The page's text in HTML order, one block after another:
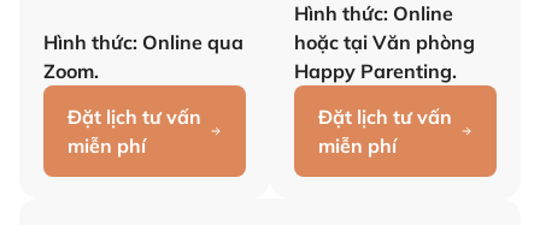
Hình thức: Online qua
Zoom.
Đặt lịch tư vấn
miễn phí
Hình thức: Online
hoặc tại Văn phòng
Happy Parenting.
Đặt lịch tư vấn
miễn phí